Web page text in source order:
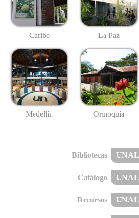
Caribe La Paz
Medellín Orinoquía
Bibliotecas UNAL
Catálogo UNAL
Recursos UNAL